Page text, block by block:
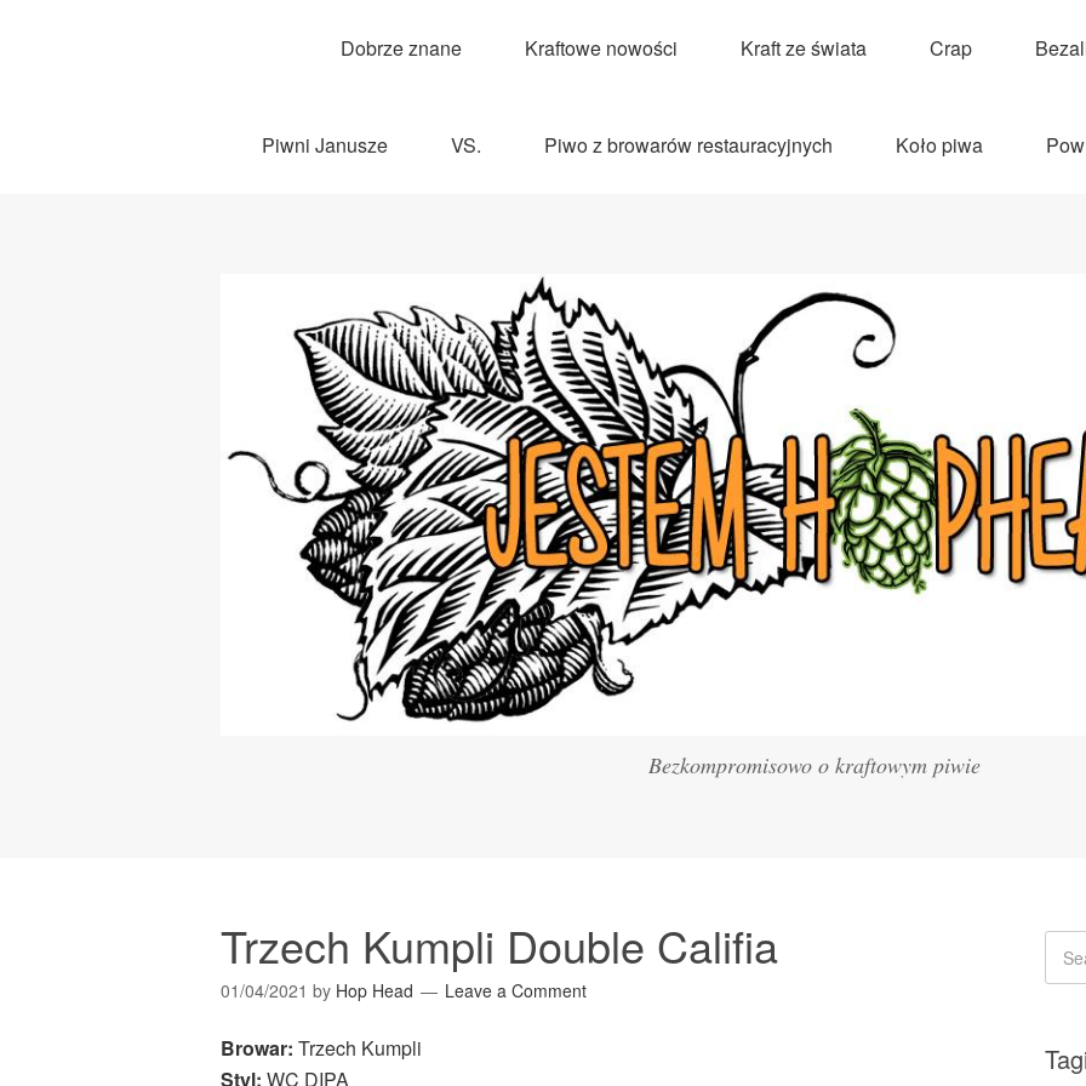
Dobrze znane Kraftowe nowości Kraft ze świata Crap
Piwni Janusze VS. Piwo z browarów restauracyjnych Koło piwa
Bezkompromisowo o kraftowym piwie
Trzech Kumpli Double Califia
01/04/2021 by Hop Head Leave a Comment
Browar: Trzech Kumpli
Styl: WC DIPA